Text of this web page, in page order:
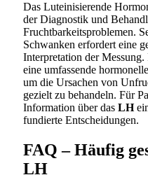
Das Luteinisierende
der Diagnostik und
Fruchtbarkeitsproblemen.
Schwanken erfordert eine
Interpretation der
eine umfassende
um die Ursachen von
gezielt zu behandeln. Für
Information über das LH
fundierte Entscheidungen.
FAQ – Häufig
LH